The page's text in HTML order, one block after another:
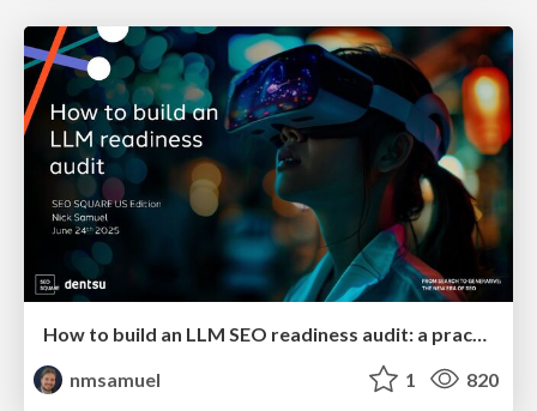
nmsamuel
1 820